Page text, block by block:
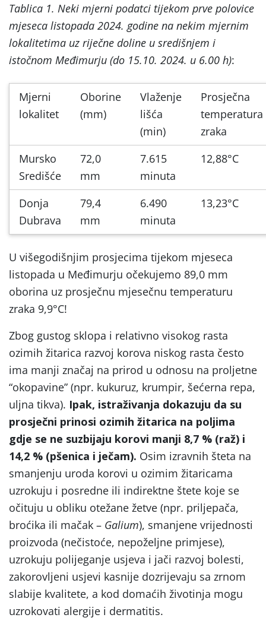
Tablica 1. Neki mjerni podatci tijekom prve polovice
mjeseca listopada 2024. godine na nekim mjernim
lokalitetima uz riječne doline u središnjem i
istočnom Međimurju (do 15.10. 2024. u 6.00 h):
Mjerni
lokalitet
Oborine
(mm)
Vlaženje
lišća
(min)
Prosječna
temperatura
zraka
Mursko
Središće
72,0
mm
7.615
minuta
12,88°C
Donja
Dubrava
79,4
mm
6.490
minuta
13,23°C
U višegodišnjim prosjecima tijekom mjeseca
listopada u Međimurju očekujemo 89,0 mm
oborina uz prosječnu mjesečnu temperaturu
zraka 9,9°C!
Zbog gustog sklopa i relativno visokog rasta
ozimih žitarica razvoj korova niskog rasta često
ima manji značaj na prirod u odnosu na proljetne
“okopavine” (npr. kukuruz, krumpir, šećerna repa,
uljna tikva). Ipak, istraživanja dokazuju da su
prosječni prinosi ozimih žitarica na poljima
gdje se ne suzbijaju korovi manji 8,7 % (raž) i
14,2 % (pšenica i ječam). Osim izravnih šteta na
smanjenju uroda korovi u ozimim žitaricama
uzrokuju i posredne ili indirektne štete koje se
očituju u obliku otežane žetve (npr. priljepača,
broćika ili mačak – Galium), smanjene vrijednosti
proizvoda (nečistoće, nepoželjne primjese),
uzrokuju polijeganje usjeva i jači razvoj bolesti,
zakorovljeni usjevi kasnije dozrijevaju sa zrnom
slabije kvalitete, a kod domaćih životinja mogu
uzrokovati alergije i dermatitis.